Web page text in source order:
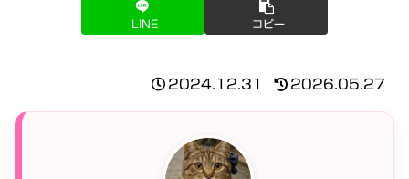
LINE コピー
2024.12.31 2026.05.27